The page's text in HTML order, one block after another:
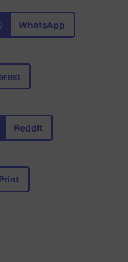
WhatsApp
Reddit